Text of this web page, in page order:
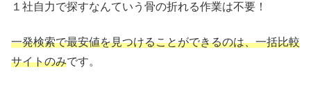
１社自力で探すなんていう骨の折れる作業は不要！
一発検索で最安値を見つけることができるのは、一括比較
サイトのみです。